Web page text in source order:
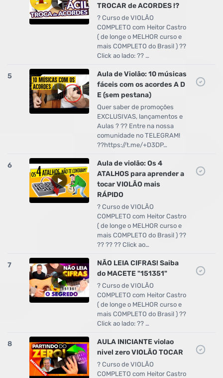
TROCAR de ACORDES !?
? Curso de VIOLÃO
COMPLETO com Heitor Castro
( de longe o MELHOR curso e
mais COMPLETO do Brasil ) ??
Click ao lado: ?? …
5
Aula de Violão: 10 músicas
fáceis com os acordes A D
E (sem pestana)
Quer saber de promoções
EXCLUSIVAS, lançamentos e
Aulas ? ?? Entre na nossa
comunidade no TELEGRAM!
??https://t.me/+D3DP…
6
Aula de violão: Os 4
ATALHOS para aprender a
tocar VIOLÃO mais
RÁPIDO
? Curso de VIOLÃO
COMPLETO com Heitor Castro
( de longe o MELHOR curso e
mais COMPLETO do Brasil ) ??
?? ?? ?? Click ao…
7
NÃO LEIA CIFRAS! Saiba
do MACETE "151351"
? Curso de VIOLÃO
COMPLETO com Heitor Castro
( de longe o MELHOR curso e
mais COMPLETO do Brasil ) ??
Click ao lado: ?? …
8
AULA INICIANTE violao
nivel zero VIOLÃO TOCAR
? Curso de VIOLÃO
COMPLETO com Heitor Castro